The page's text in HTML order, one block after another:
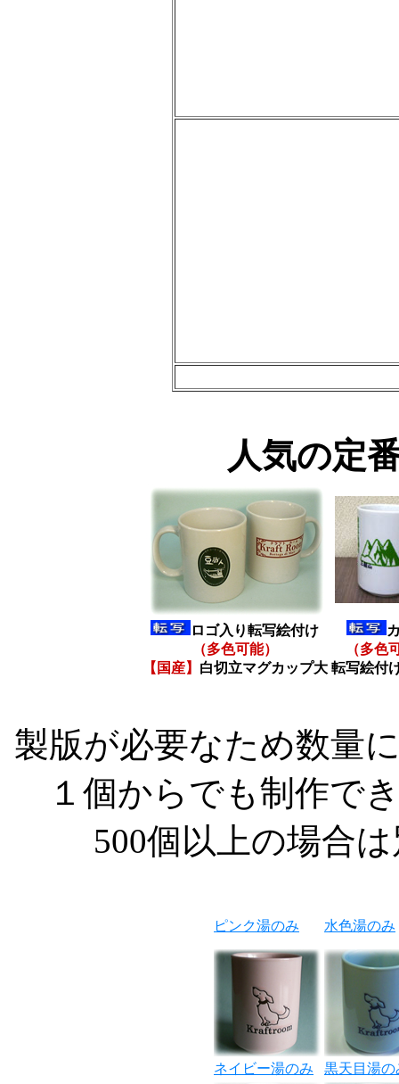
人気の定
ロゴ入り転写絵付け
（多色可能）
【国産】 白切立マグカップ大
（多色
転写絵付
製版が必要なため数量
１個からでも制作で
500個以上の場合
ピンク湯のみ 水色湯のみ
ネイビー湯のみ 黒天目湯